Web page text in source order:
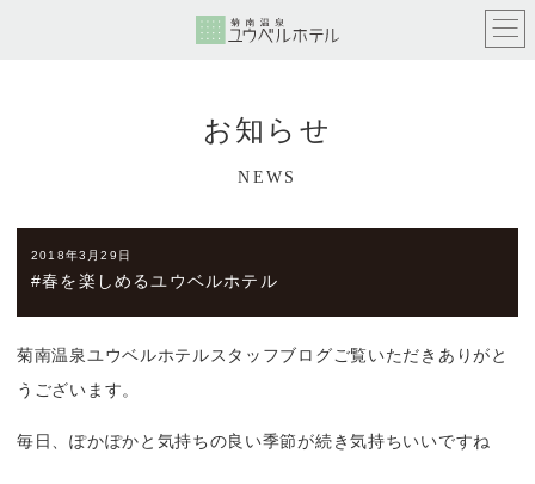
お知らせ
NEWS
2018年3月29日
#春を楽しめるユウベルホテル
菊南温泉ユウベルホテルスタッフブログご覧いただきありがと
うございます。
毎日、ぽかぽかと気持ちの良い季節が続き気持ちいいですね